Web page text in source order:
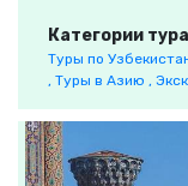
Категории тура
Туры по
, Туры в Азию ,